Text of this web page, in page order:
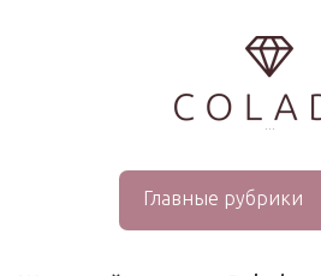
...
Главные рубрики